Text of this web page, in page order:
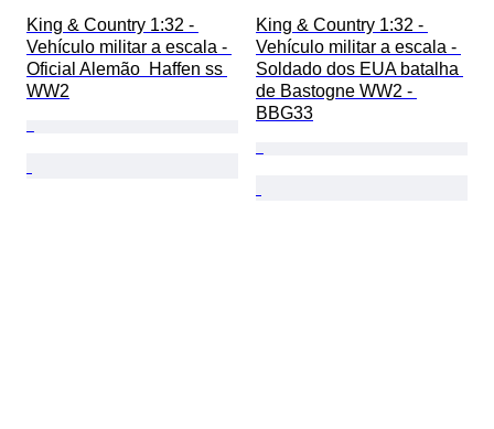
King & Country 1:32 -
Vehículo militar a escala -
Oficial Alemão  Haffen ss
WW2
King & Country 1:32 -
Vehículo militar a escala -
Soldado dos EUA batalha
de Bastogne WW2 -
BBG33